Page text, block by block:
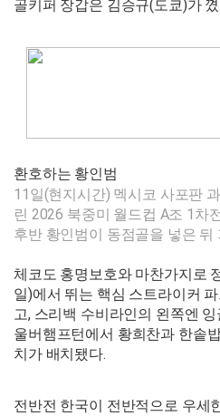
골키퍼 장갑은 김승규(도쿄)가
환호하는 황인범
11일(현지시간) 멕시코 사포판
린 2026 북중미 월드컵 A조 1차
후반 황인범이 동점골을 넣은 뒤
체코도 홍명보호와 마찬가지로
일)에서 뛰는 핵심 스트라이커
고, 스리백 수비라인의 왼쪽엔
울버햄프턴에서 황희찬과 한솥
치가 배치됐다.
전반전 한국이 전반적으로 우세